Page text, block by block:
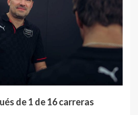
de 1 de 16 carreras